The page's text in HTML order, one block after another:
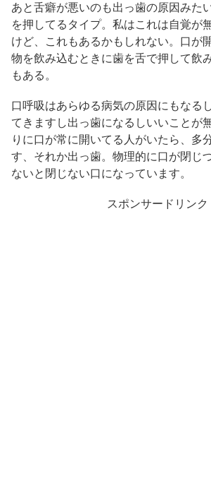
あと舌癖が悪いのも出っ歯の原因みた
を押してるタイプ。私はこれは自覚が
けど、これもあるかもしれない。口が
物を飲み込むときに歯を舌で押して飲
もある。
口呼吸はあらゆる病気の原因にもなる
てきますし出っ歯になるしいいことが
りに口が常に開いてる人がいたら、多
す、それか出っ歯。物理的に口が閉じ
ないと閉じない口になっています。
スポンサードリンク